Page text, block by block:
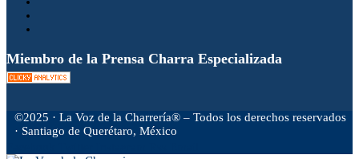
Miembro de la Prensa Charra Especializada
©2025 · La Voz de la Charrería® – Todos los derechos reservados
· Santiago de Querétaro, México